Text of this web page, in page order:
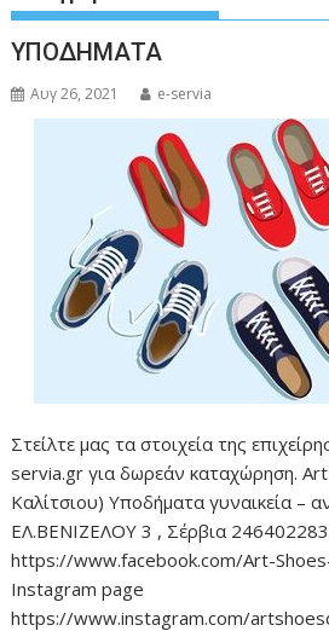
ΥΠΟΔΗΜΑΤΑ
Αυγ 26, 2021 e-servia
Στείλτε μας τα στοιχεία της
servia.gr για δωρεάν καταχώρηση.
Καλίτσιου) Υποδήματα γυναικεία –
ΕΛ.ΒΕΝΙΖΕΛΟΥ 3 , Σέρβια
https://www.facebook.com/Art-
Instagram page
https://www.instagram.com/